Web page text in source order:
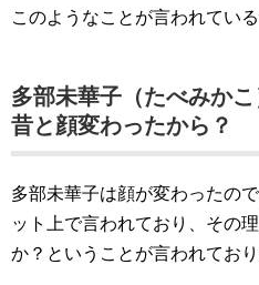
このようなことが言われてい
多部未華子（たべみか
昔と顔変わったから？
多部未華子は顔が変わったの
ット上で言われており、その
か？ということが言われており